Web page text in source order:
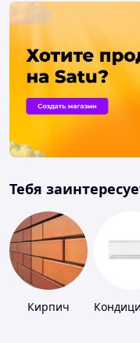
Тебя
Кирпич